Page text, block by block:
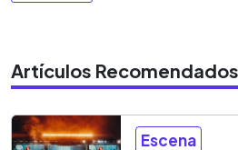
Artículos Recomendados
Escena